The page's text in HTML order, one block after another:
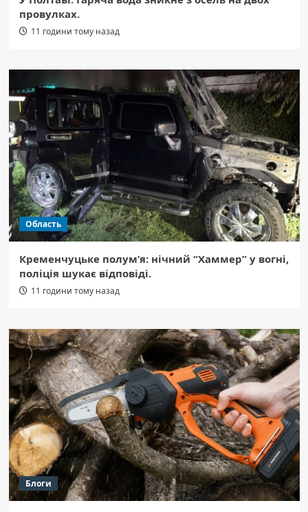
провулках.
11 години тому назад
Область
Кременчуцьке полум’я: нічний “Хаммер” у вогні,
поліція шукає відповіді.
11 години тому назад
Блоги